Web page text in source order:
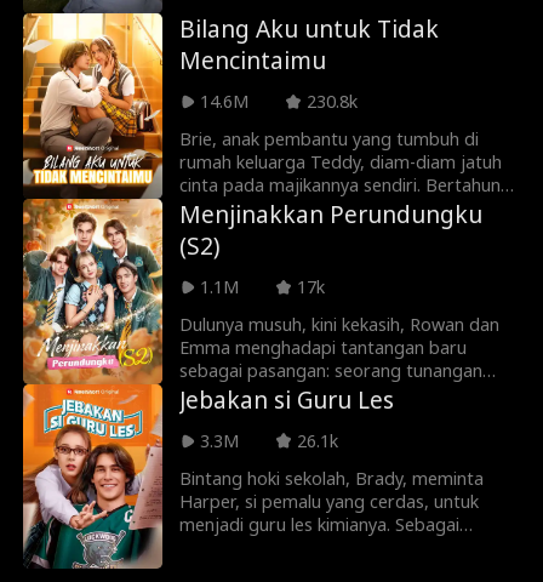
yang pernah dicintainya? Atau apa cinta
anonim mereka akan berakhir dengan
penyesalan tak berujung Dexter karena
Kristina memilih masa depan yang lebih
cerah tanpanya?
agar Grace bisa merelakannya. Di tengah
kesalahpahaman dan patah hati, akankah
Grace mengetahui kebenarannya sebelum
Bilang Aku untuk Tidak
Mencintaimu
14.6M
230.8k
Brie, anak pembantu yang tumbuh di
rumah keluarga Teddy, diam-diam jatuh
cinta pada majikannya sendiri. Bertahun-
tahun kemudian, Teddy justru
mencintainya balik—tapi Brie takut,
karena cinta antara mereka terasa
mustahil. Saat rahasia masa lalu
terungkap, cinta yang dulu sederhana
berubah menjadi ujian yang
menghancurkan segalanya...
Menjinakkan Perundungku
(S2)
1.1M
17k
Dulunya musuh, kini kekasih, Rowan dan
Emma menghadapi tantangan baru
sebagai pasangan: seorang tunangan
pewaris, seorang ibu yang mendominasi,
dan ketakutan Emma sendiri. Emma dulu
percaya cinta mereka bisa mengatasi
kalau meninggalkan Rowan barulah
tepat?
Jebakan si Guru Les
3.3M
26.1k
Bintang hoki sekolah, Brady, meminta
Harper, si pemalu yang cerdas, untuk
menjadi guru les kimianya. Sebagai